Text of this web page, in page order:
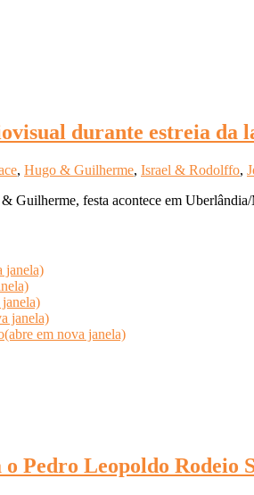
durante estreia da
, Hugo & Guilherme, Israel & Rodolffo,
Guilherme, festa acontece em
janela)
janela)
em nova janela)
Pedro Leopoldo Rodeio